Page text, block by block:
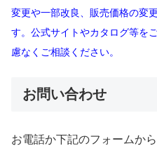
変更や一部改良、販売価格の変
す。公式サイトやカタログ等を
慮なくご相談ください。
お問い合わせ
お電話か下記のフォームか